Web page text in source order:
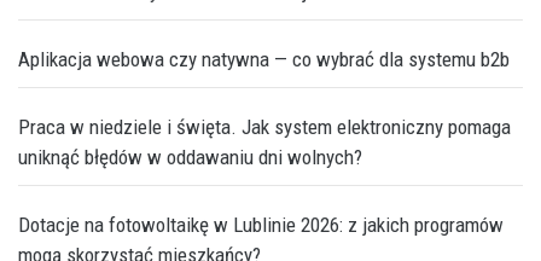
Aplikacja webowa czy natywna — co wybrać dla systemu b2b
Praca w niedziele i święta. Jak system elektroniczny pomaga
uniknąć błędów w oddawaniu dni wolnych?
Dotacje na fotowoltaikę w Lublinie 2026: z jakich programów
mogą skorzystać mieszkańcy?